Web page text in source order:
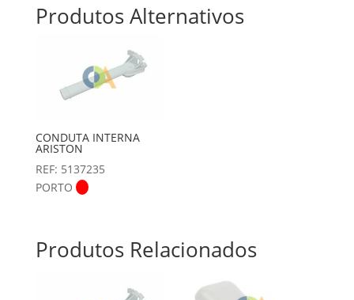
Produtos Alternativos
CONDUTA INTERNA
ARISTON
REF: 5137235
PORTO
Produtos Relacionados